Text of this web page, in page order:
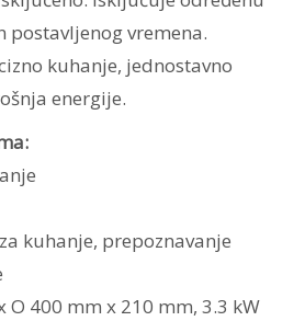
postavljenog vremena.
kuhanje, jednostavno
energije.
kuhanje, prepoznavanje
O 400 mm x 210 mm, 3.3 kW